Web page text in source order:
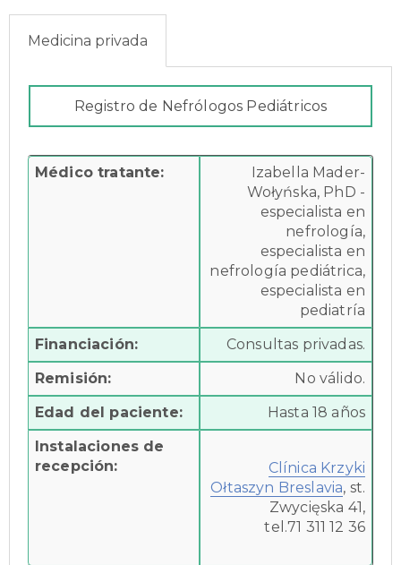
Medicina privada
Registro de Nefrólogos Pediátricos
Médico tratante:
Izabella Mader-
Wołyńska, PhD -
especialista en
nefrología,
especialista en
nefrología pediátrica,
especialista en
pediatría
Financiación:
Consultas privadas.
Remisión:
No válido.
Edad del paciente:
Hasta 18 años
Instalaciones de
recepción:
Clínica Krzyki
Ołtaszyn Breslavia, st.
Zwycięska 41,
tel.71 311 12 36